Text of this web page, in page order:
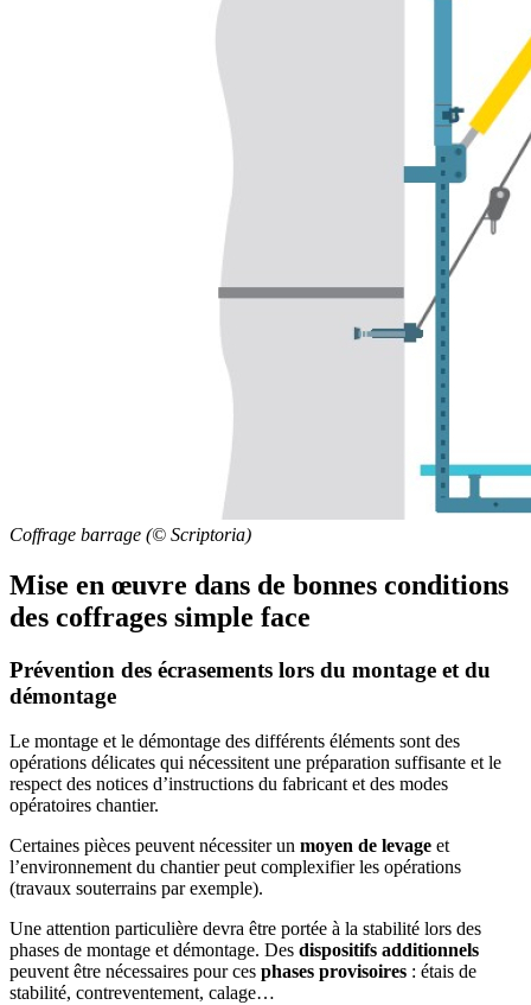
Coffrage barrage (© Scriptoria)
Mise en œuvre dans de bonnes conditions
des coffrages simple face
Prévention des écrasements lors du montage et du
démontage
Le montage et le démontage des différents éléments sont des
opérations délicates qui nécessitent une préparation suffisante et le
respect des notices d’instructions du fabricant et des modes
opératoires chantier.
Certaines pièces peuvent nécessiter un moyen de levage et
l’environnement du chantier peut complexifier les opérations
(travaux souterrains par exemple).
Une attention particulière devra être portée à la stabilité lors des
phases de montage et démontage. Des dispositifs additionnels
peuvent être nécessaires pour ces phases provisoires : étais de
stabilité, contreventement, calage…